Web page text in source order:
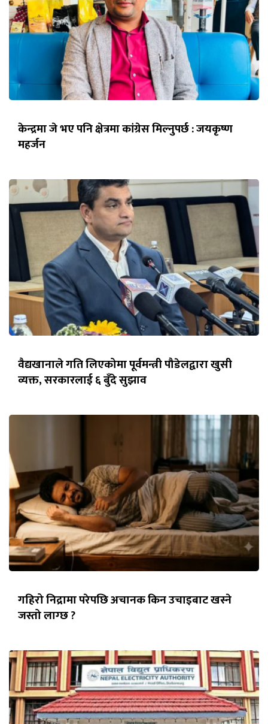
केन्द्रमा जे भए पनि क्षेत्रमा कांग्रेस मिल्नुपर्छ : जयकृष्ण
महर्जन
वैद्यखानाले गति लिएकोमा पूर्वमन्त्री पौडेलद्वारा खुसी
व्यक्त, सरकारलाई ६ बुँदे सुझाव
गहिरो निद्रामा परेपछि अचानक किन उचाइबाट खस्ने
जस्तो लाग्छ ?